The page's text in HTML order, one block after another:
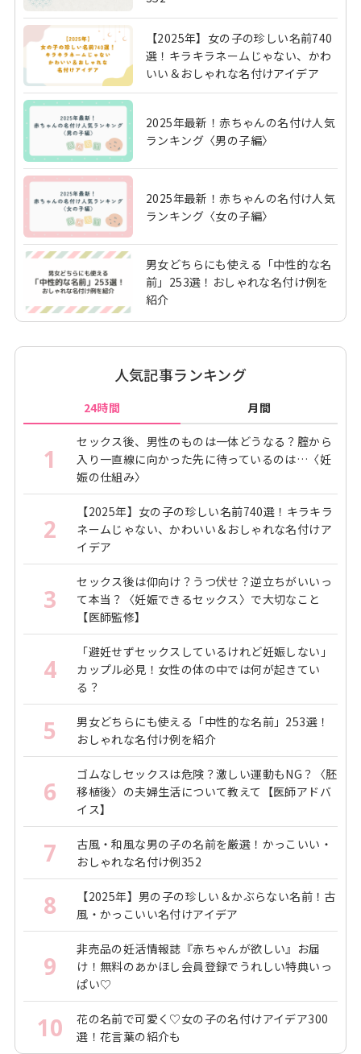
【2025年】女の子の珍しい名前740
選！キラキラネームじゃない、かわ
いい＆おしゃれな名付けアイデア
2025年最新！赤ちゃんの名付け人気
ランキング〈男の子編〉
2025年最新！赤ちゃんの名付け人気
ランキング〈女の子編〉
男女どちらにも使える「中性的な名
前」253選！おしゃれな名付け例を
紹介
人気記事ランキング
24時間 月間
1
セックス後、男性のものは一体どうなる？腟から
入り一直線に向かった先に待っているのは…〈妊
娠の仕組み〉
2
【2025年】女の子の珍しい名前740選！キラキラ
ネームじゃない、かわいい＆おしゃれな名付けア
イデア
3
セックス後は仰向け？うつ伏せ？逆立ちがいいっ
て本当？〈妊娠できるセックス〉で大切なこと
【医師監修】
4
「避妊せずセックスしているけれど妊娠しない」
カップル必見！女性の体の中では何が起きてい
る？
5
男女どちらにも使える「中性的な名前」253選！
おしゃれな名付け例を紹介
6
ゴムなしセックスは危険？激しい運動もNG？〈胚
移植後〉の夫婦生活について教えて【医師アドバ
イス】
7
古風・和風な男の子の名前を厳選！かっこいい・
おしゃれな名付け例352
8
【2025年】男の子の珍しい＆かぶらない名前！古
風・かっこいい名付けアイデア
9
非売品の妊活情報誌『赤ちゃんが欲しい』お届
け！無料のあかほし会員登録でうれしい特典いっ
ぱい♡
10
花の名前で可愛く♡女の子の名付けアイデア300
選！花言葉の紹介も